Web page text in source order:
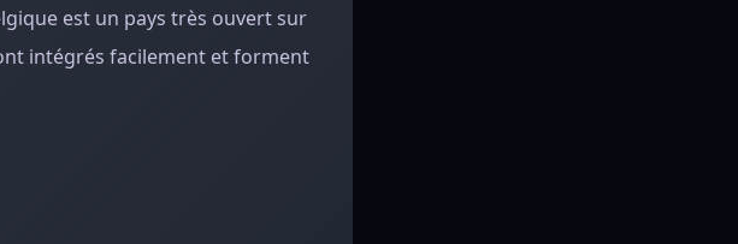
est un pays très ouvert sur
intégrés facilement et forment